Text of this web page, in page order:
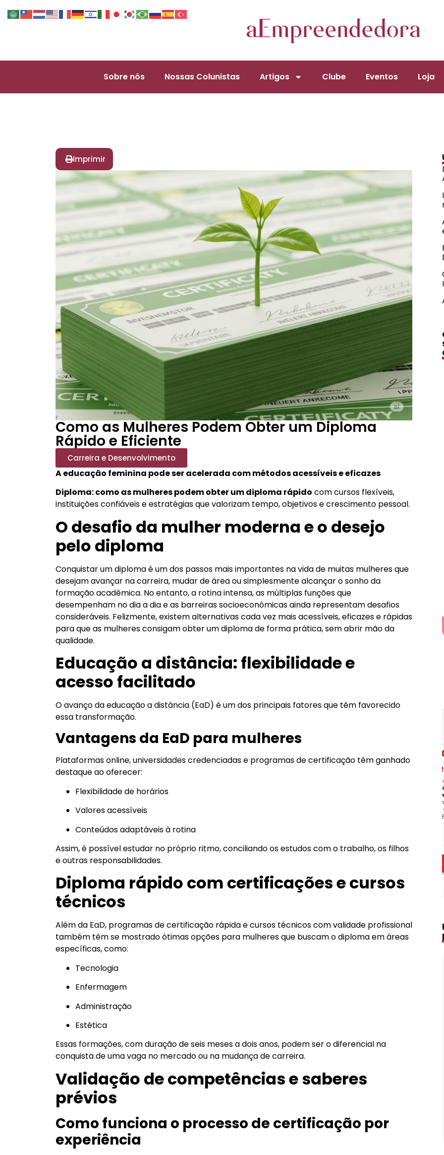
Sobre nós Nossas Colunistas Artigos Clube Eventos Loja
Imprimir
Como as Mulheres Podem Obter um Diploma
Rápido e Eficiente
Carreira e Desenvolvimento
A educação feminina pode ser acelerada com métodos acessíveis e eficazes
Diploma: como as mulheres podem obter um diploma rápido com cursos flexíveis,
instituições confiáveis e estratégias que valorizam tempo, objetivos e crescimento pessoal.
O desafio da mulher moderna e o desejo
pelo diploma
Conquistar um diploma é um dos passos mais importantes na vida de muitas mulheres que
desejam avançar na carreira, mudar de área ou simplesmente alcançar o sonho da
formação acadêmica. No entanto, a rotina intensa, as múltiplas funções que
desempenham no dia a dia e as barreiras socioeconômicas ainda representam desafios
consideráveis. Felizmente, existem alternativas cada vez mais acessíveis, eficazes e rápidas
para que as mulheres consigam obter um diploma de forma prática, sem abrir mão da
qualidade.
Educação a distância: flexibilidade e
acesso facilitado
O avanço da educação a distância (EaD) é um dos principais fatores que têm favorecido
essa transformação.
Vantagens da EaD para mulheres
Plataformas online, universidades credenciadas e programas de certificação têm ganhado
destaque ao oferecer:
Flexibilidade de horários
Valores acessíveis
Conteúdos adaptáveis à rotina
Assim, é possível estudar no próprio ritmo, conciliando os estudos com o trabalho, os filhos
e outras responsabilidades.
Diploma rápido com certificações e cursos
técnicos
Além da EaD, programas de certificação rápida e cursos técnicos com validade profissional
também têm se mostrado ótimas opções para mulheres que buscam o diploma em áreas
específicas, como:
Tecnologia
Enfermagem
Administração
Estética
Essas formações, com duração de seis meses a dois anos, podem ser o diferencial na
conquista de uma vaga no mercado ou na mudança de carreira.
Validação de competências e saberes
prévios
Como funciona o processo de certificação por
experiência
Duração
Comprar